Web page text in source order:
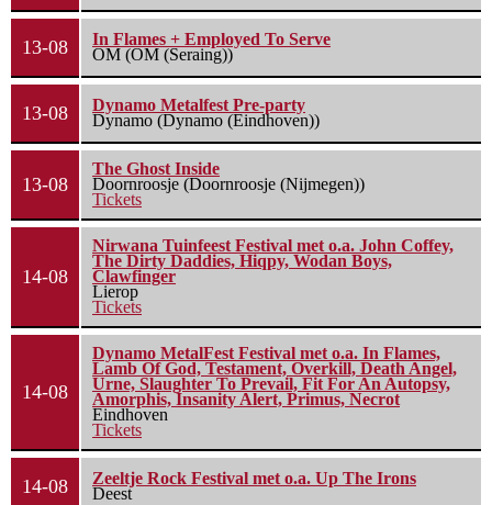
13-08
In Flames + Employed To Serve
OM (OM (Seraing))
13-08
Dynamo Metalfest Pre-party
Dynamo (Dynamo (Eindhoven))
13-08
The Ghost Inside
Doornroosje (Doornroosje (Nijmegen))
Tickets
14-08
Nirwana Tuinfeest Festival met o.a. John Coffey,
The Dirty Daddies, Hiqpy, Wodan Boys,
Clawfinger
Lierop
Tickets
14-08
Dynamo MetalFest Festival met o.a. In Flames,
Lamb Of God, Testament, Overkill, Death Angel,
Urne, Slaughter To Prevail, Fit For An Autopsy,
Amorphis, Insanity Alert, Primus, Necrot
Eindhoven
Tickets
14-08
Zeeltje Rock Festival met o.a. Up The Irons
Deest